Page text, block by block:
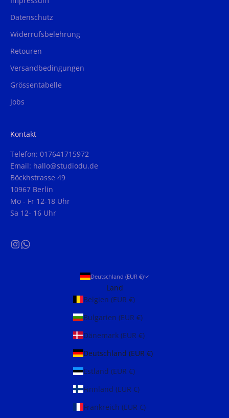
Datenschutz
Widerrufsbelehrung
Retouren
Versandbedingungen
Grössentabelle
Jobs
Kontakt
Telefon: 017641715972
Email: hallo@studiodu.de
Böckhstrasse 49
10967 Berlin
Mo - Fr 12-18 Uhr
Sa 12- 16 Uhr
Deutschland (EUR €)
Land
Belgien (EUR €)
Bulgarien (EUR €)
Dänemark (EUR €)
Deutschland (EUR €)
Estland (EUR €)
Finnland (EUR €)
Frankreich (EUR €)